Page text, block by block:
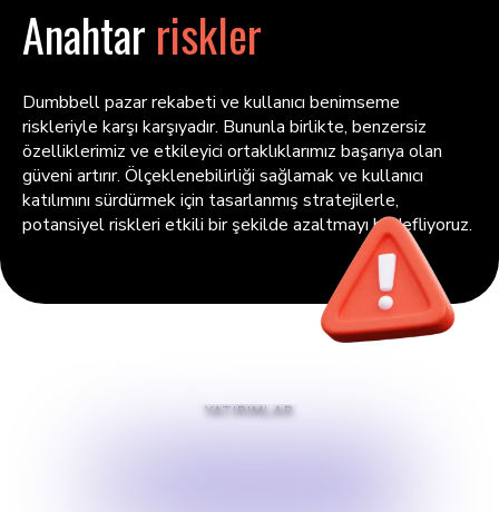
Anahtar riskler
Dumbbell pazar rekabeti ve kullanıcı benimseme
riskleriyle karşı karşıyadır. Bununla birlikte, benzersiz
özelliklerimiz ve etkileyici ortaklıklarımız başarıya olan
güveni artırır. Ölçeklenebilirliği sağlamak ve kullanıcı
katılımını sürdürmek için tasarlanmış stratejilerle,
potansiyel riskleri etkili bir şekilde azaltmayı hedefliyoruz.
YATIRIMLAR